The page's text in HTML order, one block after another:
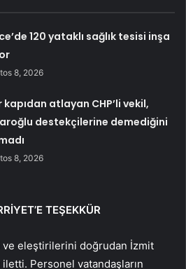
120 yataklı sağlık tesisi inşa
8, 2026
kapıdan atlayan CHP’li vekil,
destekçilerine demediğini
8, 2026
TEŞEKKÜR
ve eleştirilerini doğrudan İzmit
iletti. Personel vatandaşların